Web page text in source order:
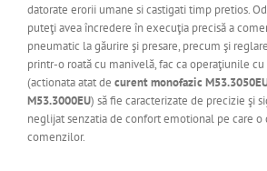
datorate erorii umane si castigati timp pretios.
puteţi avea încredere în execuţia precisă a
pneumatic la găurire şi presare, precum şi
printr-o roată cu manivelă, fac ca operaţiunile cu
(actionata atat de curent monofazic
M53.3000EU) să fie caracterizate de precizie şi
neglijat senzatia de confort emotional pe care o
comenzilor.